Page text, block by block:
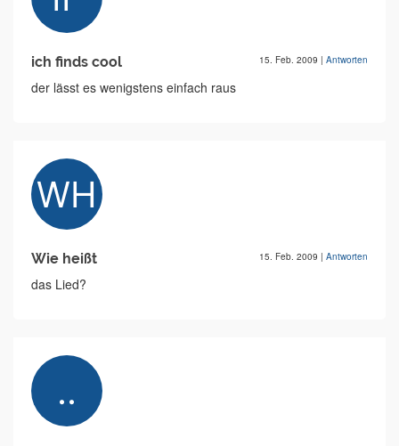
ich finds cool 15. Feb. 2009 | Antworten
der lässt es wenigstens einfach raus
Wie heißt 15. Feb. 2009 | Antworten
das Lied?